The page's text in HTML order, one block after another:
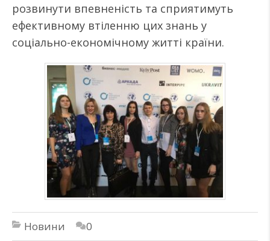
розвинути впевненість та сприятимуть
ефективному втіленню цих знань у
соціально-економічному житті країни.
Новини 0